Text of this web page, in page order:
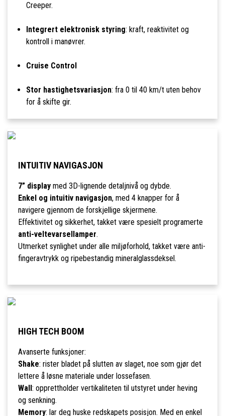
Creeper.
Integrert elektronisk styring: kraft, reaktivitet og
kontroll i manøvrer.
Cruise Control
Stor hastighetsvariasjon: fra 0 til 40 km/t uten behov
for å skifte gir.
INTUITIV NAVIGASJON
7” displaymed 3D-lignende detaljnivå og dybde.
Enkel og intuitiv navigasjon, med 4 knapper for å
navigere gjennom de forskjellige skjermene.
Effektivitet og sikkerhet, takket være spesielt programerte
anti-veltevarsellamper.
Utmerket synlighet under alle miljøforhold, takket være anti-
fingeravtrykk og ripebestandig mineralglassdeksel.
HIGH TECH BOOM
Avanserte funksjoner:
Shake: rister bladet på slutten av slaget, noe som gjør det
lettere å løsne materiale under lossefasen.
Wall : opprettholder vertikaliteten til utstyret under heving
og senkning.
Memory: lar deg huske redskapets posisjon. Med en enkel